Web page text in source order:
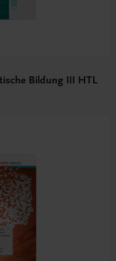
Bildung III HTL